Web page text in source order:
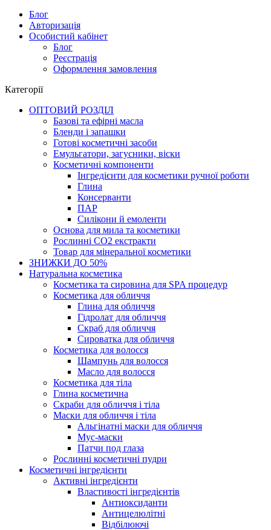
Блог
Авторизація
Особистий кабінет
Блог
Реєстрація
Оформлення замовлення
Категорії
ОПТОВИЙ РОЗДІЛ
Базові та ефірні масла
Бленди і запашки
Готові косметичні засоби
Емульгатори, загусники, віски
Косметичні компоненти
Інгредієнти для косметики ручної роботи
Глина
Консерванти
ПАР
Силікони й емоленти
Основа для мила та косметики
Рослинні СО2 екстракти
Товар для мінеральної косметики
ЗНИЖКИ ДО 50%
Натуральна косметика
Косметика та сировина для SPA процедур
Косметика для обличчя
Глина для обличчя
Гідролат для обличчя
Скраб для обличчя
Сироватка для обличчя
Косметика для волосся
Шампунь для волосся
Масло для волосся
Косметика для тіла
Глина косметична
Скраби для обличчя і тіла
Маски для обличчя і тіла
Альгінатні маски для обличчя
Мус-маски
Патчи под глаза
Рослинні косметичні пудри
Косметичні інгредієнти
Активні інгредієнти
Властивості інгредієнтів
Антиоксиданти
Антицелюлітні
Відбілюючі